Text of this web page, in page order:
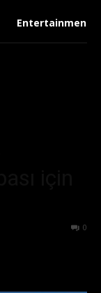
Entertainment
0